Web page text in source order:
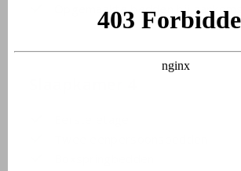
Opgemaakte bedden bij aankomst